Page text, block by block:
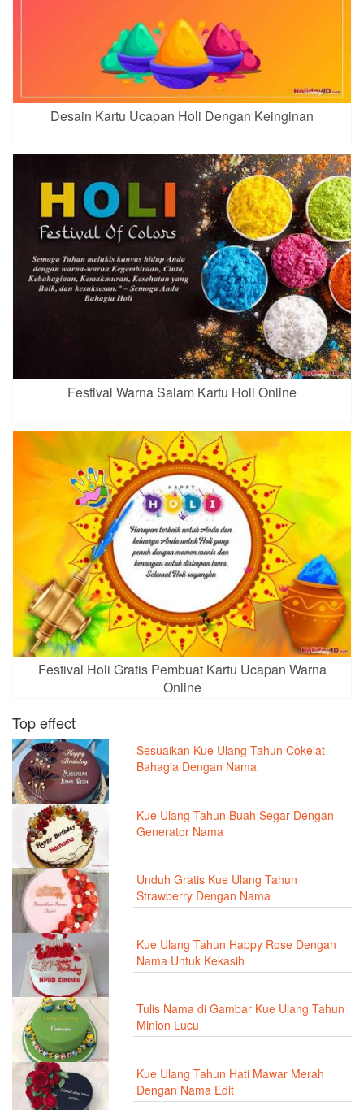
Desain Kartu Ucapan Holi Dengan Keinginan
Festival Warna Salam Kartu Holi Online
Festival Holi Gratis Pembuat Kartu Ucapan Warna
Online
Top effect
Sesuaikan Kue Ulang Tahun Cokelat
Bahagia Dengan Nama
Kue Ulang Tahun Buah Segar Dengan
Generator Nama
Unduh Gratis Kue Ulang Tahun
Strawberry Dengan Nama
Kue Ulang Tahun Happy Rose Dengan
Nama Untuk Kekasih
Tulis Nama di Gambar Kue Ulang Tahun
Minion Lucu
Kue Ulang Tahun Hati Mawar Merah
Dengan Nama Edit